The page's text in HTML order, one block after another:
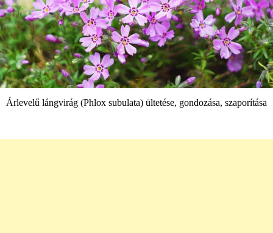
Árlevelű lángvirág (Phlox subulata) ültetése, gondozása, szaporítása